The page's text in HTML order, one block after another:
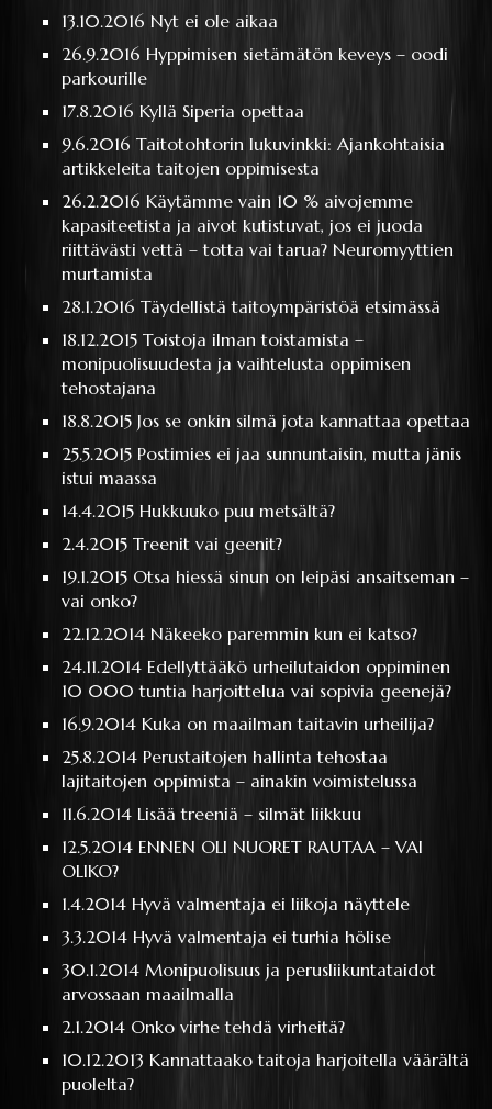
13.10.2016 Nyt ei ole aikaa
26.9.2016Hyppimisen sietämätön keveys – oodi
parkourille
17.8.2016Kyllä Siperia opettaa
9.6.2016Taitotohtorin lukuvinkki: Ajankohtaisia
artikkeleita taitojen oppimisesta
26.2.2016Käytämme vain 10 % aivojemme
kapasiteetista ja aivot kutistuvat, jos ei juoda
riittävästi vettä – totta vai tarua? Neuromyyttien
murtamista
28.1.2016Täydellistä taitoympäristöä etsimässä
18.12.2015Toistoja ilman toistamista –
monipuolisuudesta ja vaihtelusta oppimisen
tehostajana
18.8.2015 Jos se onkin silmä jota kannattaa opettaa
25.5.2015Postimies ei jaa sunnuntaisin, mutta jänis
istui maassa
14.4.2015Hukkuuko puu metsältä?
2.4.2015Treenit vai geenit?
19.1.2015 Otsa hiessä sinun on leipäsi ansaitseman –
vai onko?
22.12.2014Näkeeko paremmin kun ei katso?
24.11.2014Edellyttääkö urheilutaidon oppiminen
10 000 tuntia harjoittelua vai sopivia geenejä?
16.9.2014Kuka on maailman taitavin urheilija?
25.8.2014Perustaitojen hallinta tehostaa
lajitaitojen oppimista – ainakin voimistelussa
11.6.2014Lisää treeniä – silmät liikkuu
12.5.2014ENNEN OLI NUORET RAUTAA – VAI
OLIKO?
1.4.2014Hyvä valmentaja ei liikoja näyttele
3.3.2014Hyvä valmentaja ei turhia hölise
30.1.2014 Monipuolisuus ja perusliikuntataidot
arvossaan maailmalla
2.1.2014 Onko virhe tehdä virheitä?
10.12.2013Kannattaako taitoja harjoitella väärältä
puolelta?